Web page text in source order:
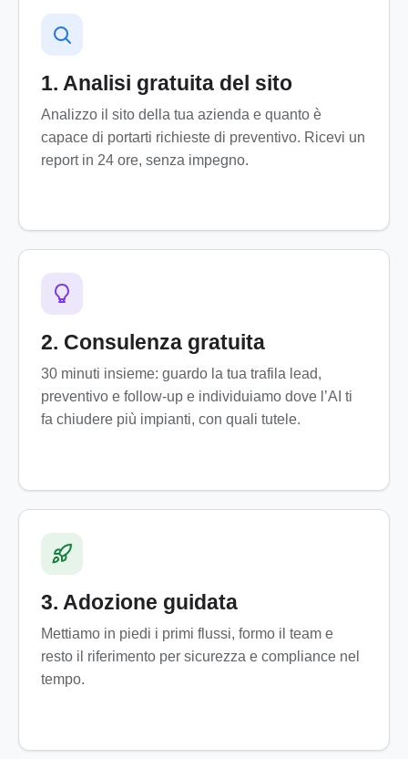
1. Analisi gratuita del sito
Analizzo il sito della tua azienda e quanto è
capace di portarti richieste di preventivo. Ricevi un
report in 24 ore, senza impegno.
2. Consulenza gratuita
30 minuti insieme: guardo la tua trafila lead,
preventivo e follow-up e individuiamo dove l’AI ti
fa chiudere più impianti, con quali tutele.
3. Adozione guidata
Mettiamo in piedi i primi flussi, formo il team e
resto il riferimento per sicurezza e compliance nel
tempo.